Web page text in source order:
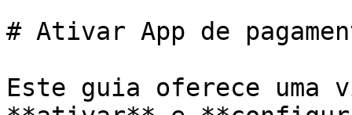
# Ativar App de
Este guia oferece uma